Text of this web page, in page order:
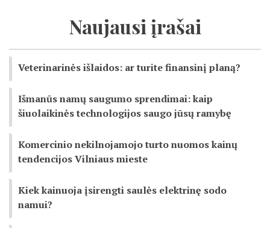
Naujausi įrašai
Veterinarinės išlaidos: ar turite finansinį planą?
Išmanūs namų saugumo sprendimai: kaip
šiuolaikinės technologijos saugo jūsų ramybę
Komercinio nekilnojamojo turto nuomos kainų
tendencijos Vilniaus mieste
Kiek kainuoja įsirengti saulės elektrinę sodo
namui?